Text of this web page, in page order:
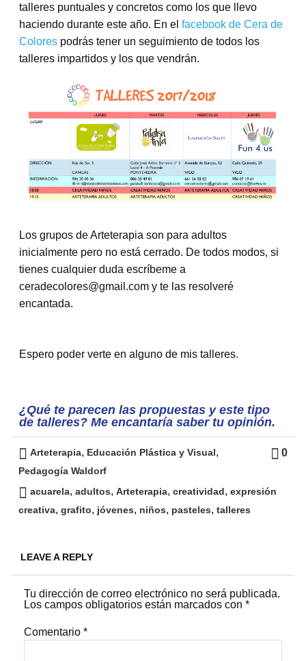
talleres puntuales y concretos como los que llevo
haciendo durante este año. En el facebook de Cera de
Colores podrás tener un seguimiento de todos los
talleres impartidos y los que vendrán.
Los grupos de Arteterapia son para adultos
inicialmente pero no está cerrado. De todos modos, si
tienes cualquier duda escríbeme a
ceradecolores@gmail.com y te las resolveré
encantada.
Espero poder verte en alguno de mis talleres.
¿Qué te parecen las propuestas y este tipo
de talleres? Me encantaría saber tu opinión.
0
Arteterapia, Educación Plástica y Visual,
Pedagogía Waldorf
acuarela,adultos,Arteterapia,creatividad,expresión
creativa,grafito, jóvenes, niños, pasteles,talleres
LEAVE A REPLY
Tu dirección de correo electrónico no será publicada.
Los campos obligatorios están marcados con*
Comentario*